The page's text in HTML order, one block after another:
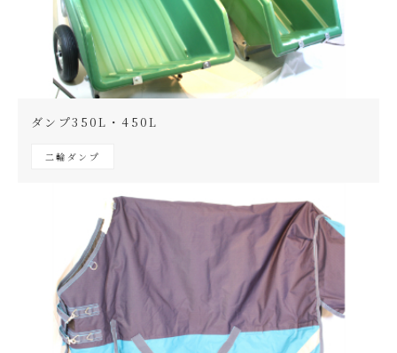
ダンプ350L・450L
二輪ダンプ